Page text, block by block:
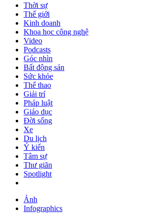
Thời sự
Thế giới
Kinh doanh
Khoa học công nghệ
Video
Podcasts
Góc nhìn
Bất động sản
Sức khỏe
Thể thao
Giải trí
Pháp luật
Giáo dục
Đời sống
Xe
Du lịch
Ý kiến
Tâm sự
Thư giãn
Spotlight
Ảnh
Infographics